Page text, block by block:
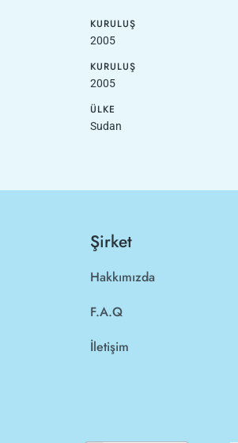
KURULUŞ
2005
KURULUŞ
2005
ÜLKE
Sudan
Şirket
Hakkımızda
F.A.Q
İletişim